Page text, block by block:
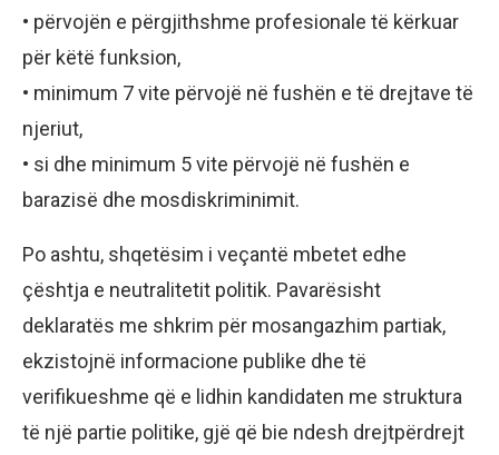
• përvojën e përgjithshme profesionale të kërkuar
për këtë funksion,
• minimum 7 vite përvojë në fushën e të drejtave të
njeriut,
• si dhe minimum 5 vite përvojë në fushën e
barazisë dhe mosdiskriminimit.
Po ashtu, shqetësim i veçantë mbetet edhe
çështja e neutralitetit politik. Pavarësisht
deklaratës me shkrim për mosangazhim partiak,
ekzistojnë informacione publike dhe të
verifikueshme që e lidhin kandidaten me struktura
të një partie politike, gjë që bie ndesh drejtpërdrejt